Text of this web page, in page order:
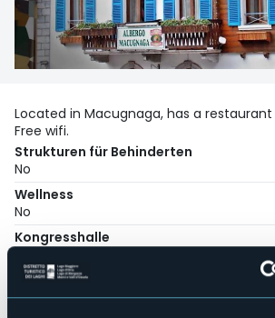
Located in Macugnaga, has a
Free wifi.
Strukturen für Behinderten
No
Wellness
No
Kongresshalle
Hallenbad
No